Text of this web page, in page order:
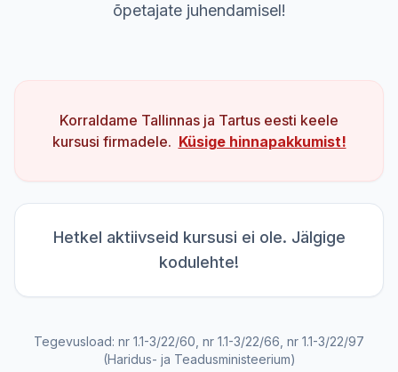
õpetajate juhendamisel!
Korraldame Tallinnas ja Tartus eesti keele
kursusi firmadele. Küsige hinnapakkumist!
Hetkel aktiivseid kursusi ei ole. Jälgige
kodulehte!
Tegevusload: nr 1.1-3/22/60, nr 1.1-3/22/66, nr 1.1-3/22/97
(Haridus- ja Teadusministeerium)